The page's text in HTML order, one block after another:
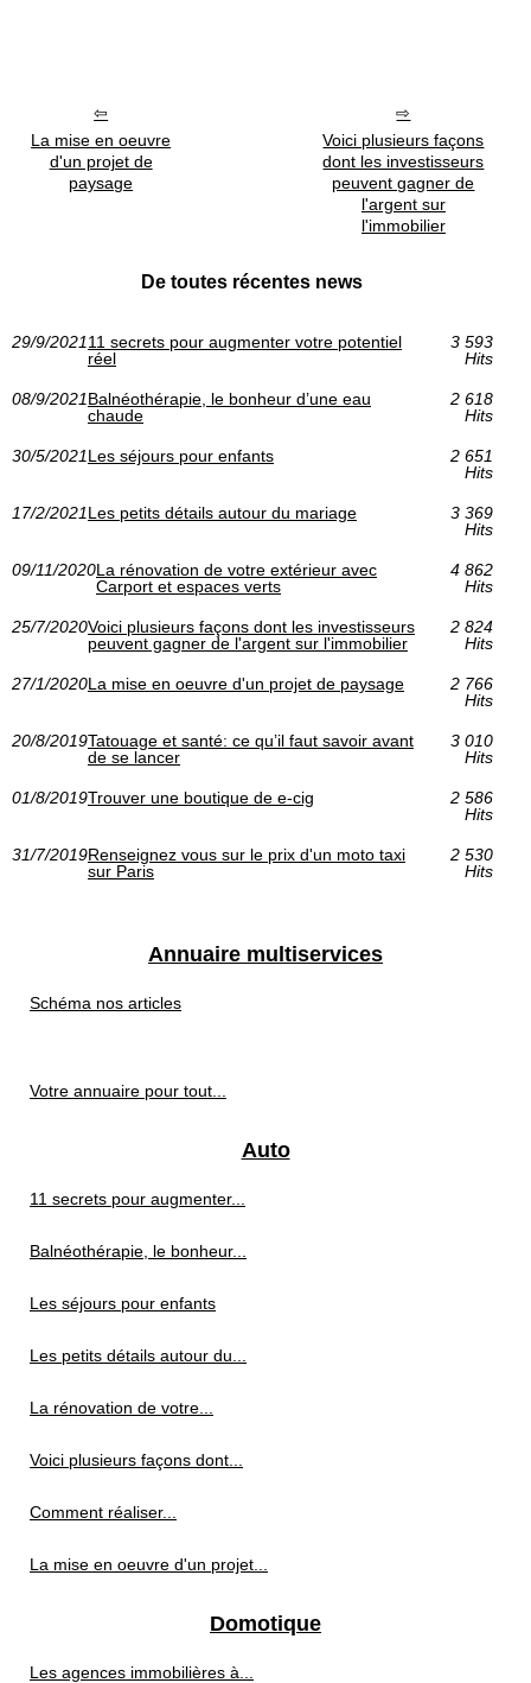
La mise en oeuvre
d'un projet de
paysage
Voici plusieurs façons
dont les investisseurs
peuvent gagner de
l'argent sur
l'immobilier
De toutes récentes news
29/9/202111 secrets pour augmenter votre potentiel
réel
3 593
Hits
08/9/2021Balnéothérapie, le bonheur d’une eau
chaude
2 618
Hits
30/5/2021Les séjours pour enfants
2 651
Hits
17/2/2021Les petits détails autour du mariage
3 369
Hits
09/11/2020La rénovation de votre extérieur avec
Carport et espaces verts
4 862
Hits
25/7/2020Voici plusieurs façons dont les investisseurs
peuvent gagner de l'argent sur l'immobilier
2 824
Hits
27/1/2020La mise en oeuvre d'un projet de paysage
2 766
Hits
20/8/2019Tatouage et santé: ce qu’il faut savoir avant
de se lancer
3 010
Hits
01/8/2019Trouver une boutique de e-cig
2 586
Hits
31/7/2019Renseignez vous sur le prix d'un moto taxi
sur Paris
2 530
Hits
Annuaire multiservices
Schéma nos articles
Votre annuaire pour tout...
Auto
11 secrets pour augmenter...
Balnéothérapie, le bonheur...
Les séjours pour enfants
Les petits détails autour du...
La rénovation de votre...
Voici plusieurs façons dont...
Comment réaliser...
La mise en oeuvre d'un projet...
Domotique
Les agences immobilières à...